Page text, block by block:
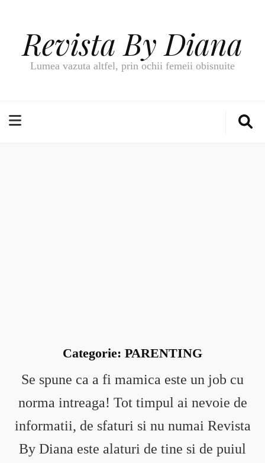
Revista By Diana
Lumea vazuta altfel, prin ochii femeii obisnuite
Categorie: PARENTING
Se spune ca a fi mamica este un job cu
norma intreaga! Tot timpul ai nevoie de
informatii, de sfaturi si nu numai Revista
By Diana este alaturi de tine si de puiul